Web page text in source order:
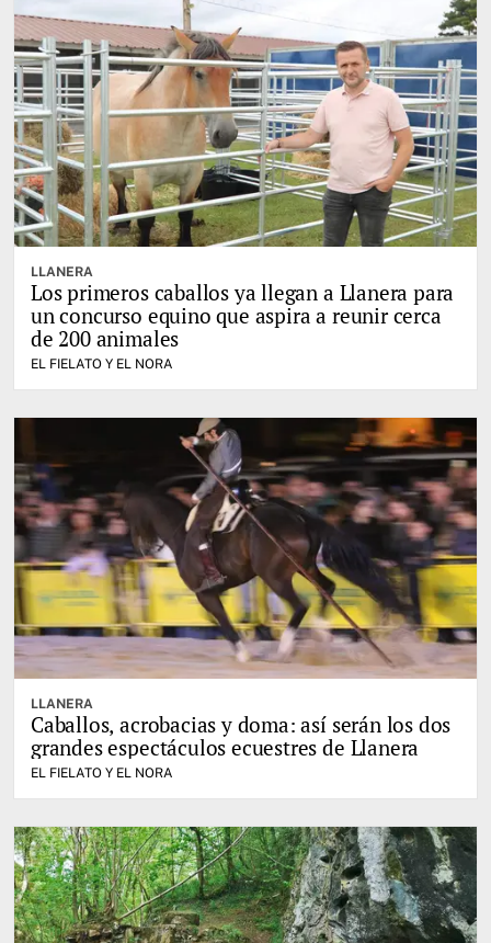
LLANERA
Los primeros caballos ya llegan a Llanera para
un concurso equino que aspira a reunir cerca
de 200 animales
EL FIELATO Y EL NORA
LLANERA
Caballos, acrobacias y doma: así serán los dos
grandes espectáculos ecuestres de Llanera
EL FIELATO Y EL NORA